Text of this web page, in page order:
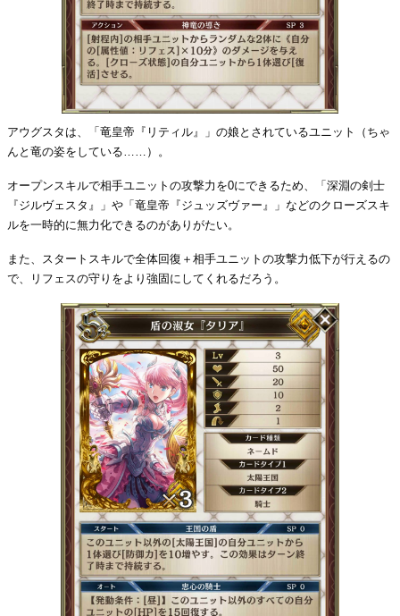
アウグスタは、「竜皇帝『リティル』」の娘とされているユニット（ちゃ
んと竜の姿をしている……）。
オープンスキルで相手ユニットの攻撃力を0にできるため、「深淵の剣士
『ジルヴェスタ』」や「竜皇帝『ジュッズヴァー』」などのクローズスキ
ルを一時的に無力化できるのがありがたい。
また、スタートスキルで全体回復＋相手ユニットの攻撃力低下が行えるの
で、リフェスの守りをより強固にしてくれるだろう。